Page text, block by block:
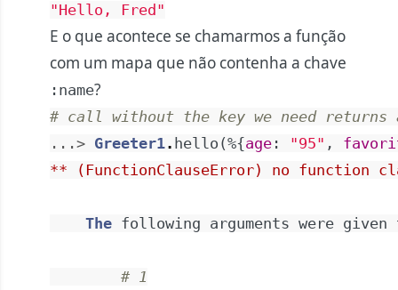
"Hello, Fred"
E o que acontece se chamarmos a função
com um mapa que não contenha a chave
:name?
# call without the key we need returns
...> Greeter1. hello (%{age : "95" ,
** (FunctionClauseError) no function
The following arguments were given
# 1